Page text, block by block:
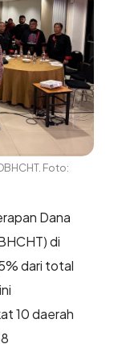
Foto:
Dana
di
dari total
10 daerah